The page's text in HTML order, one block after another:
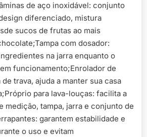
de aço inoxidável: conjunto
diferenciado, mistura
sucos de frutas ao mais
com dosador:
na jarra enquanto o
funcionamento;Enrolador de
trava, ajuda a manter sua casa
para lava-louças: facilita a
medição, tampa, jarra e conjunto de
garantem estabilidade e
o uso e evitam